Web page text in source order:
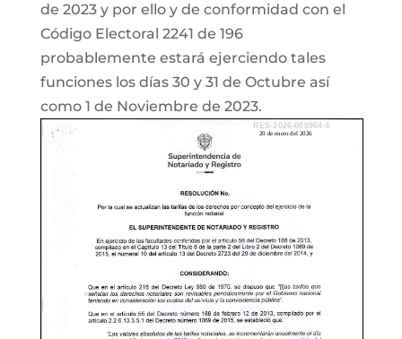
de 2023 y por ello y de conformidad con el
Código Electoral 2241 de 196
probablemente estará ejerciendo tales
funciones los días 30 y 31 de Octubre así
como 1 de Noviembre de 2023.